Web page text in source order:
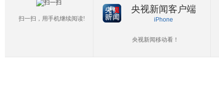
扫一扫，用手机继续阅读!
央视新闻客户端
iPhone
央视新闻移动看！